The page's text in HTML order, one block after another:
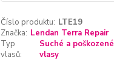
Číslo produktu: LTE19
Značka: Lendan Terra Repair
Typ
vlasů:
Suché a poškozené
vlasy